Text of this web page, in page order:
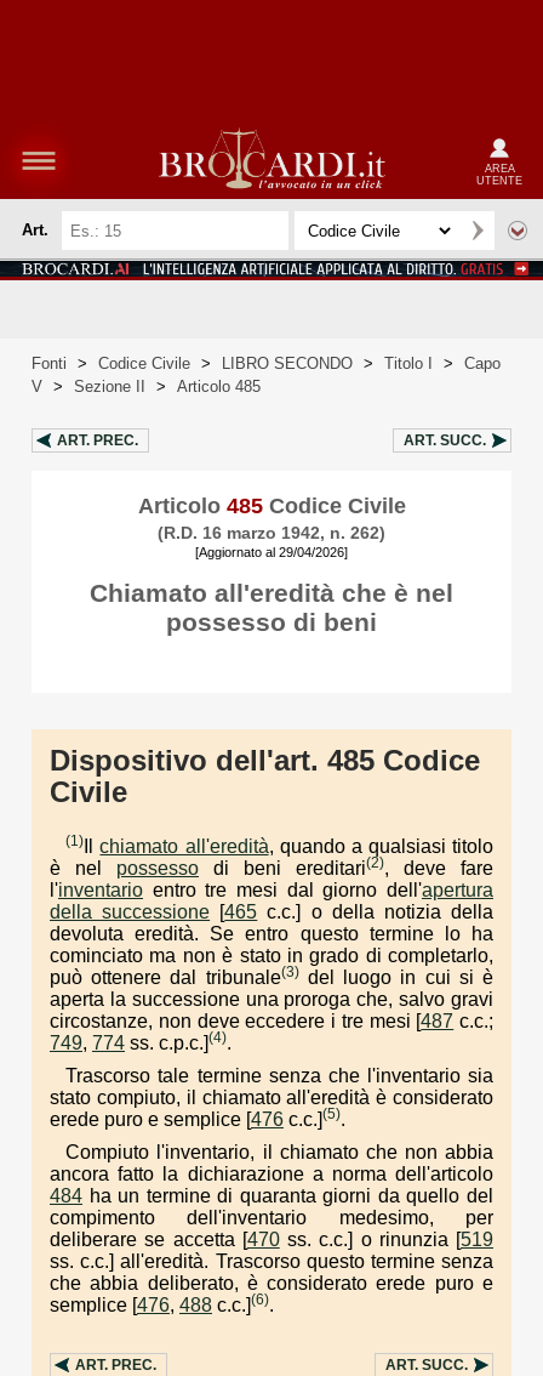
AREA
UTENTE
Art.
Fonti > Codice Civile > LIBRO SECONDO > Titolo I >
Capo
V > Sezione II > Articolo 485
ART. PREC. ART. SUCC.
Articolo 485Codice Civile
(R.D. 16 marzo 1942, n. 262)
[Aggiornato al 29/04/2026]
Chiamato all'eredità che è nel
possesso di beni
Dispositivo dell'art. 485 Codice
Civile
(1) Ilchiamato all'eredità, quando a qualsiasi titolo
è nel possesso di beni ereditari(2), deve fare
l'inventario entro tre mesi dal giorno dell'apertura
della successione [465 c.c.] o della notizia della
devoluta eredità. Se entro questo termine lo ha
cominciato ma non è stato in grado di completarlo,
può ottenere dal tribunale(3)del luogo in cui si è
aperta la successione una proroga che, salvo gravi
circostanze, non deve eccedere i tre mesi [487 c.c.;
749, 774 ss. c.p.c.](4).
Trascorso tale termine senza che l'inventario sia
stato compiuto, il chiamato all'eredità è considerato
erede puro e semplice [476 c.c.](5).
Compiuto l'inventario, il chiamato che non abbia
ancora fatto la dichiarazione a norma dell'articolo
484 ha un termine di quaranta giorni da quello del
compimento dell'inventario medesimo, per
deliberare se accetta [470ss. c.c.] o rinunzia [519
ss. c.c.] all'eredità. Trascorso questo termine senza
che abbia deliberato, è considerato erede puro e
semplice [476, 488 c.c.](6).
ART. PREC. ART. SUCC.